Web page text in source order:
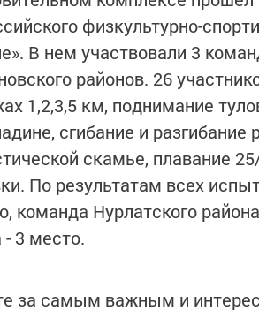
физкультурно-
В нем участвовали 3
районов. 26
1,2,3,5 км, поднимание
сгибание и
скамье, плавание
По результатам всех
команда Нурлатского
- 3 место.
за самым важным и